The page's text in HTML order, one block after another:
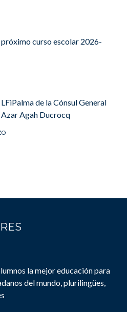
próximo curso escolar 2026-
de la Cónsul General
Azar Agah Ducrocq
la mejor educación para
del mundo, plurilingües,